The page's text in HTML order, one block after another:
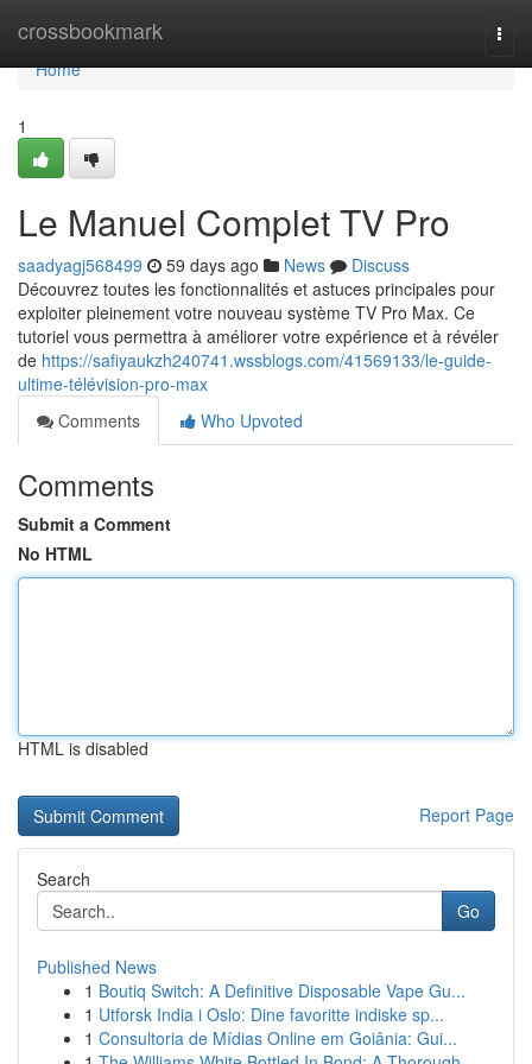
crossbookmark
Home
Home
1
Le Manuel Complet TV Pro
saadyagj568499 59 days ago News
Discuss
Découvrez toutes les fonctionnalités et astuces principales pour
exploiter pleinement votre nouveau système TV Pro Max. Ce
tutoriel vous permettra à améliorer votre expérience et à révéler
de https://safiyaukzh240741.wssblogs.com/41569133/le-guide-
ultime-télévision-pro-max
Comments
Who Upvoted
Comments
Submit a Comment
No HTML
HTML is disabled
Report Page
Search
Go
Published News
1 Boutiq Switch: A Definitive Disposable Vape Gu...
1 Utforsk India i Oslo: Dine favoritte indiske sp...
1 Consultoria de Mídias Online em Goiânia: Gui...